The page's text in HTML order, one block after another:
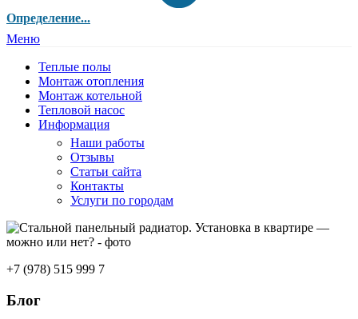
Определение...
Меню
Теплые полы
Монтаж отопления
Монтаж котельной
Тепловой насос
Информация
Наши работы
Отзывы
Статьи сайта
Контакты
Услуги по городам
+7 (978) 515 999 7
Блог